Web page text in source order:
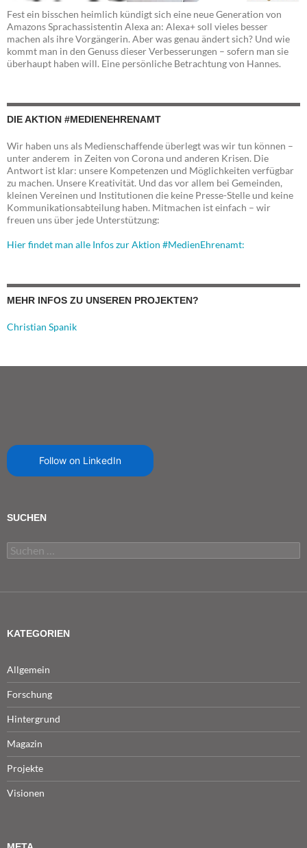
Fest ein bisschen heimlich kündigt sich eine neue Generation von
Amazons Sprachassistentin Alexa an: Alexa+ soll vieles besser
machen als ihre Vorgängerin. Aber was genau ändert sich? Und wie
kommt man in den Genuss dieser Verbesserungen – sofern man sie
überhaupt haben will. Eine persönliche Betrachtung von Hannes.
DIE AKTION #MEDIENEHRENAMT
Wir haben uns als Medienschaffende überlegt was wir tun können –
unter anderem in Zeiten von Corona und anderen Krisen. Die
Antwort ist klar: unsere Kompetenzen und Möglichkeiten verfügbar
zu machen. Unsere Kreativität. Und das vor allem bei Gemeinden,
kleinen Vereinen und Institutionen die keine Presse-Stelle und keine
Kommunikationsabteilung haben. Mitmachen ist einfach – wir
freuen uns über jede Unterstützung:
Hier findet man alle Infos zur Aktion #MedienEhrenamt:
MEHR INFOS ZU UNSEREN PROJEKTEN?
Christian Spanik
Follow on LinkedIn
SUCHEN
Suchen
nach:
KATEGORIEN
Allgemein
Forschung
Hintergrund
Magazin
Projekte
Visionen